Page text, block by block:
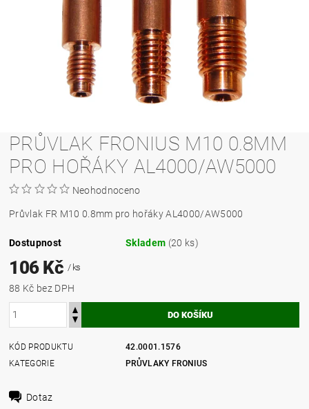
PRŮVLAK FRONIUS M10 0.8MM
PRO HOŘÁKY AL4000/AW5000
Neohodnoceno
Průvlak FR M10 0.8mm pro hořáky AL4000/AW5000
Dostupnost Skladem (20 ks)
106 Kč / ks
88 Kč bez DPH
KÓD PRODUKTU
42.0001.1576
KATEGORIE
PRŮVLAKY FRONIUS
Dotaz